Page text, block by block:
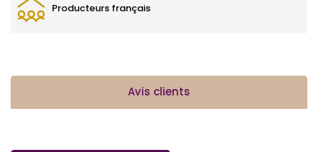
Producteurs français
Avis clients